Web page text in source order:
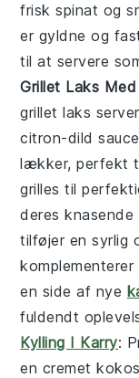
friskspinat og
er gyldne og
til at servere
Grillet Laks Med
grillet laks
citron-dild sauce
lækker, perfekt
grilles til
deres
tilføjer en syrlig
en side af nye
fuldendt
Kylling I Karry:
en cremet